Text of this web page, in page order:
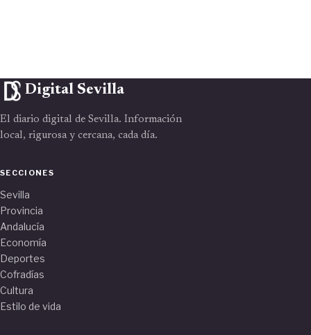
Digital Sevilla
El diario digital de Sevilla. Información
local, rigurosa y cercana, cada día.
SECCIONES
Sevilla
Provincia
Andalucía
Economía
Deportes
Cofradías
Cultura
Estilo de vida